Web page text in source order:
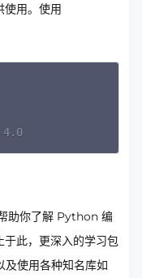
用。使用
4.0
助你了解 Python 编
此，更深入的学习包
及使用各种知名库如